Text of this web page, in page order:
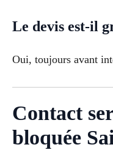
Le devis est-il
Oui, toujours avant
Contact
bloquée